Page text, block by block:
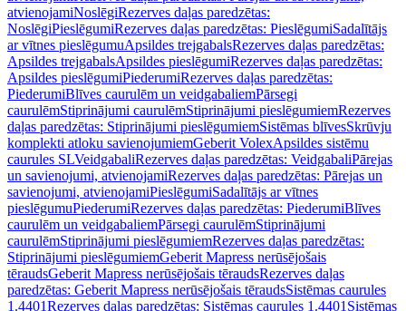
atvienojamiNoslēgiRezerves daļas paredzētas:
NoslēgiPieslēgumiRezerves daļas paredzētas: PieslēgumiSadalītājs
ar vītnes pieslēgumuApsildes trejgabalsRezerves daļas paredzētas:
Apsildes trejgabalsApsildes pieslēgumiRezerves daļas paredzētas:
Apsildes pieslēgumiPiederumiRezerves daļas paredzētas:
PiederumiBlīves caurulēm un veidgabaliemPārsegi
caurulēmStiprinājumi caurulēmStiprinājumi pieslēgumiemRezerves
daļas paredzētas: Stiprinājumi pieslēgumiemSistēmas blīvesSkrūvju
komplekti atloku savienojumiemGeberit VolexApsildes sistēmu
caurules SLVeidgabaliRezerves daļas paredzētas: VeidgabaliPārejas
un savienojumi, atvienojamiRezerves daļas paredzētas: Pārejas un
savienojumi, atvienojamiPieslēgumiSadalītājs ar vītnes
pieslēgumuPiederumiRezerves daļas paredzētas: PiederumiBlīves
caurulēm un veidgabaliemPārsegi caurulēmStiprinājumi
caurulēmStiprinājumi pieslēgumiemRezerves daļas paredzētas:
Stiprinājumi pieslēgumiemGeberit Mapress nerūsējošais
tēraudsGeberit Mapress nerūsējošais tēraudsRezerves daļas
paredzētas: Geberit Mapress nerūsējošais tēraudsSistēmas caurules
1.4401Rezerves daļas paredzētas: Sistēmas caurules 1.4401 Sistēmas